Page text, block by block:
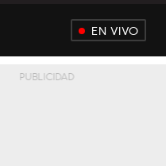
EN VIVO